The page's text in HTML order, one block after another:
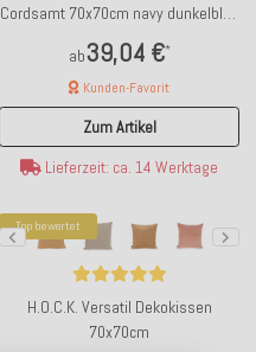
Cordsamt 70x70cm navy dunkelblau
col. 666
ab39,04 €*
Kunden-Favorit
Zum Artikel
Lieferzeit: ca. 14 Werktage
Top bewertet
H.O.C.K. Versatil Dekokissen
70x70cm